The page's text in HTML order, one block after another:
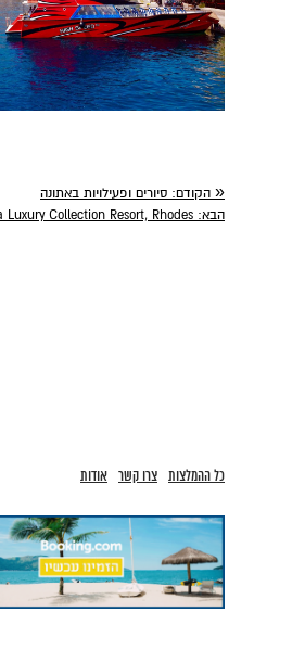
« הקודם: סיורים ופעילויות באתונה
הבא:
כל ההמלצות צרו קשר אודות